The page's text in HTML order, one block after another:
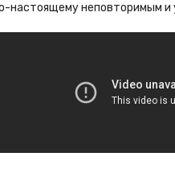
настоящему неповторимым